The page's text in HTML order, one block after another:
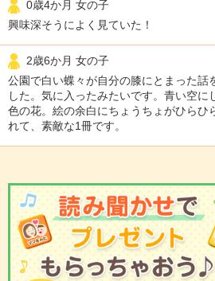
0歳4か月 女の子
興味深そうによく見ていた！
2歳6か月 女の子
公園で白い蝶々が自分の膝にとまった話
した。気に入ったみたいです。青い空に
色の花。絵の余白にちょうちょがひらひ
れて、素敵な1冊です。